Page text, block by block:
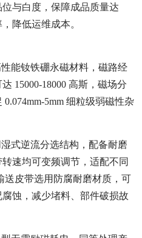
与白度，保障成品质量达
降低运维成本。
能钕铁硼永磁材料，磁路经
15000-18000 高斯，磁场分
5mm 细粒级弱磁性杂
式逆流分选结构，配备耐磨
速均可变频调节，适配不同
送皮带选用防腐耐磨材质，可
蚀，减少堵料、部件破损故